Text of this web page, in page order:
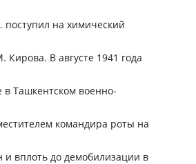
поступил на химический
Кирова. В августе 1941 года
Ташкентском военно-
командира роты на
и вплоть до демобилизации в